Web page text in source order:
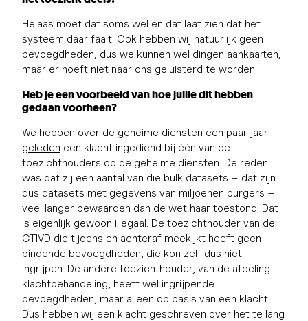
Helaas moet dat soms wel en dat laat zien dat het
systeem daar faalt. Ook hebben wij natuurlijk geen
bevoegdheden, dus we kunnen wel dingen aankaarten,
maar er hoeft niet naar ons geluisterd te worden
Heb je een voorbeeld van hoe jullie dit hebben
gedaan voorheen?
We hebben over de geheime diensten een paar jaar
geleden een klacht ingediend bij één van de
toezichthouders op de geheime diensten. De reden
was dat zij een aantal van die bulk datasets – dat zijn
dus datasets met gegevens van miljoenen burgers –
veel langer bewaarden dan de wet haar toestond. Dat
is eigenlijk gewoon illegaal. De toezichthouder van de
CTIVD die tijdens en achteraf meekijkt heeft geen
bindende bevoegdheden; die kon zelf dus niet
ingrijpen. De andere toezichthouder, van de afdeling
klachtbehandeling, heeft wel ingrijpende
bevoegdheden, maar alleen op basis van een klacht.
Dus hebben wij een klacht geschreven over het te lang